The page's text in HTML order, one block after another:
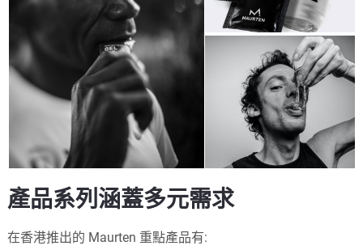
產品系列涵蓋多元需求
在香港推出的 Maurten 重點產品有: